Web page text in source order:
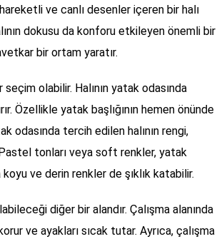
ve canlı desenler içeren bir halı
dokusu da konforu etkileyen önemli bir
bir ortam yaratır.
olabilir. Halının yatak odasında
Özellikle yatak başlığının hemen önünde
odasında tercih edilen halının rengi,
tonları veya soft renkler, yatak
ve derin renkler de şıklık katabilir.
diğer bir alandır. Çalışma alanında
ve ayakları sıcak tutar. Ayrıca, çalışma